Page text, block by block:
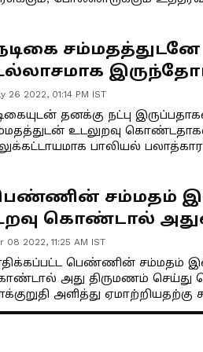
சம்மதத்துடனே
பாபு வழக்கில்
வெளியான
26 2022, 01:14 PM IST
தனக்கு நட்பு
உடலுறவு
பாலியல்
சம்மதம்
கொண்டால்
தான்..
பரபரப்பு
08 2022, 11:25 AM IST
பெண்ணின் சம்மதம்
அது திருமணம் செய்து
அளித்து ஏமாற்றியதற்கு
உயர் நீதிமன்றம்